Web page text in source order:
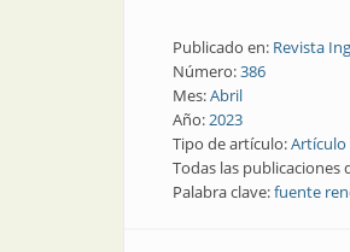
Publicado en: Revista
Número:386
Mes:Abril
Año:2023
Tipo de artículo:Artículo
Todas las publicaciones
Palabra clave:fuente